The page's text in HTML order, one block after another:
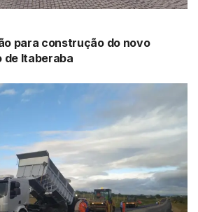
para construção do novo
de Itaberaba